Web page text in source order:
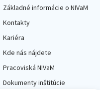
Základné informácie o NIVaM
Kontakty
Kariéra
Kde nás nájdete
Pracoviská NIVaM
Dokumenty inštitúcie